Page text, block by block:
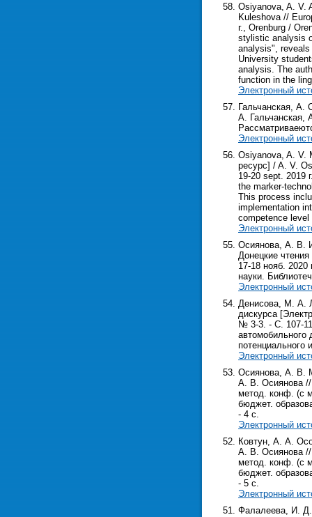
Osiyanova, A. V.
Kuleshova //
г., Orenburg /
stylistic analysis
analysis",
University
analysis. The
function in the
Электронный
Гальчанская, А.
А. Гальчанская,
Электронный
Osiyanova, A. V.
ресурс] / A. V.
19-20 sept. 2019
the marker-
This process
implementation
competence
Электронный
Осиянова, А. В.
Донецкие
17-18 нояб.
науки.
Электронный
Денисова, М. А.
дискурса
№ 3-3. - С. 107-
автомобильного
потенциального
Электронный
Осиянова, А. В.
А. В. Осиянова //
метод. конф. (с
бюджет.
- 4 с.
Электронный
Ковтун, А. А.
А. В. Осиянова //
метод. конф. (с
бюджет.
- 5 с.
Электронный
Фалалеева, И. Д.